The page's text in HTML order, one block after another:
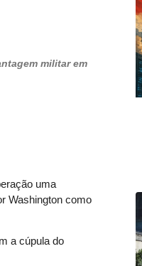
militar em
uma
Washington como
a cúpula do